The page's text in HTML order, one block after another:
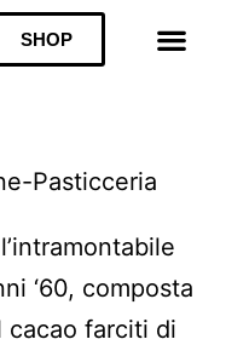
SHOP
‘60, composta
cacao farciti di